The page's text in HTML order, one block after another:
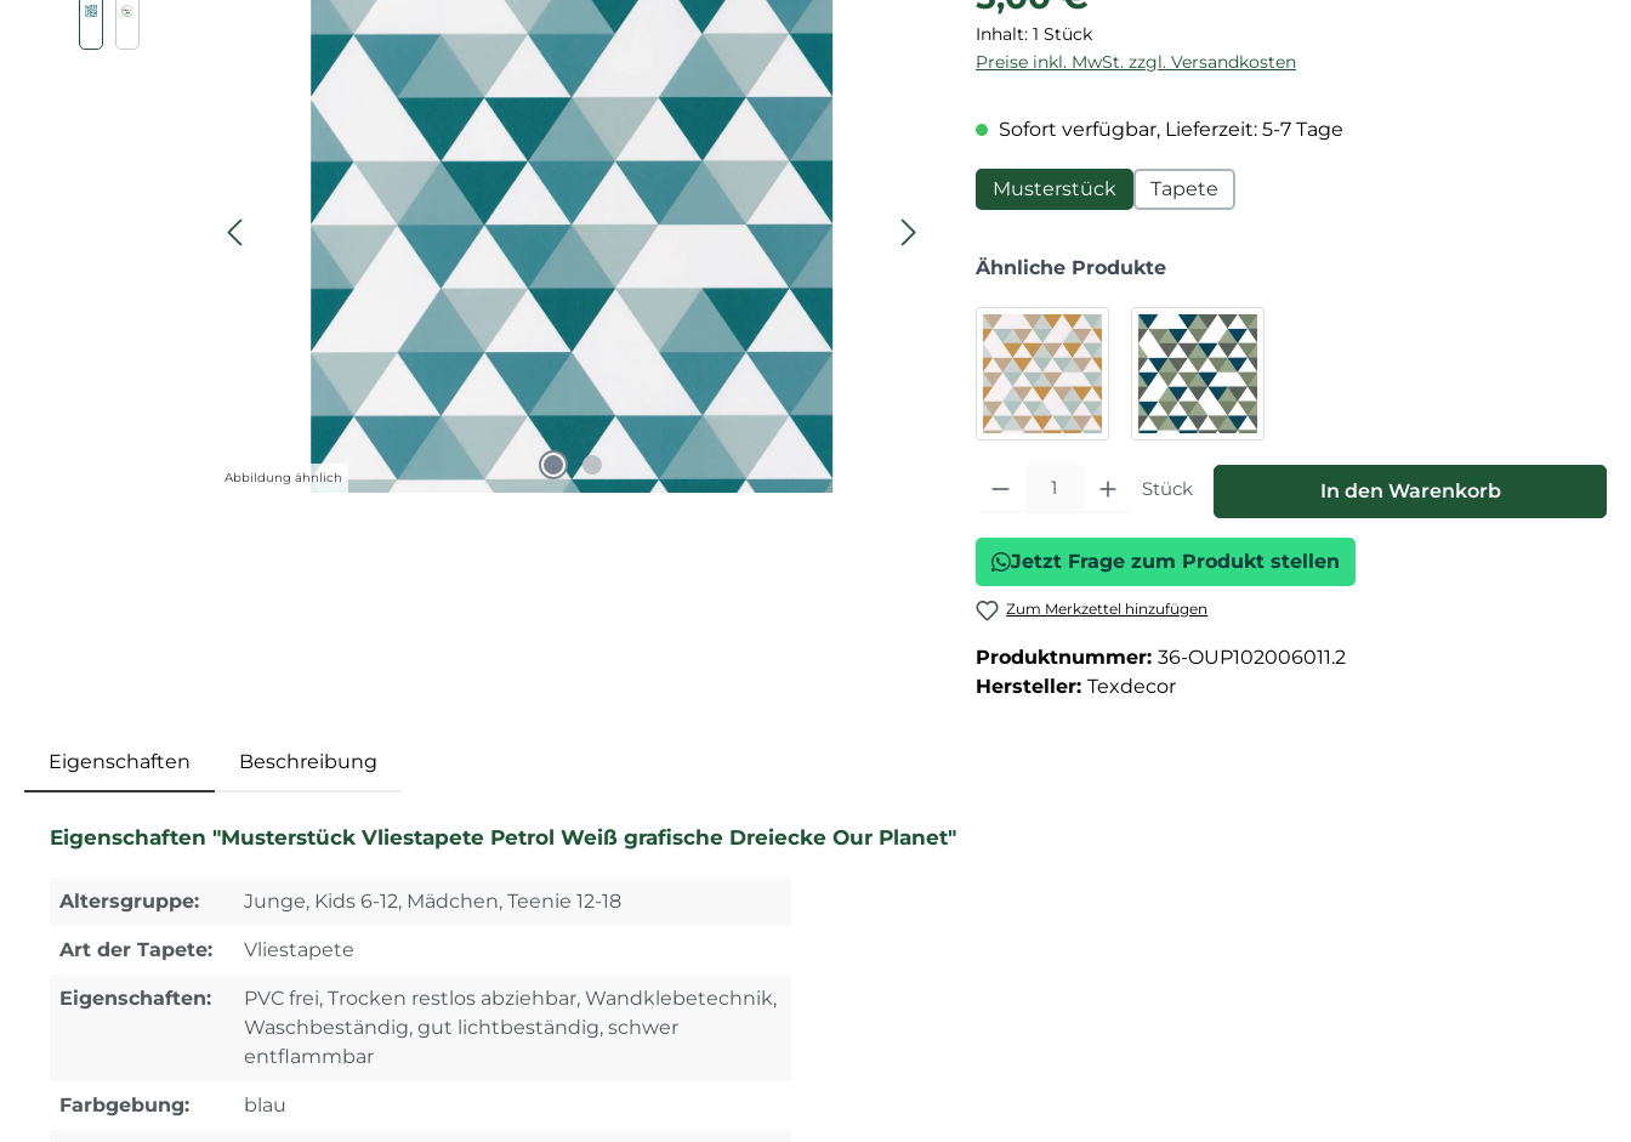
Abbildung ähnlich
Inhalt: 1 Stück
Preise inkl. MwSt. zzgl. Versandkosten
Sofort verfügbar, Lieferzeit: 5-7 Tage
Musterstück Tapete
Ähnliche Produkte
Produkt Anzahl: Gib den gewünschten Wert ein oder benutze die
Stück In den Warenkorb
Jetzt Frage zum Produkt stellen
Zum Merkzettel hinzufügen
Produktnummer: 36-OUP102006011.2
Hersteller: Texdecor
Eigenschaften Beschreibung
Eigenschaften "Musterstück Vliestapete Petrol Weiß grafische Dreiecke Our Planet"
Altersgruppe: Junge, Kids 6-12, Mädchen, Teenie 12-18
Art der Tapete: Vliestapete
Eigenschaften:
PVC frei, Trocken restlos abziehbar, Wandklebetechnik,
Waschbeständig, gut lichtbeständig, schwer
entflammbar
Farbgebung: blau